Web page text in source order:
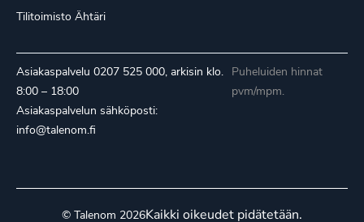
Tilitoimisto Ähtäri
Asiakaspalvelu 0207 525 000, arkisin klo.
8:00 – 18:00
Asiakaspalvelun sähköposti:
info@talenom.fi
Puheluiden hinnat
pvm/mpm.
© Talenom 2026Kaikki oikeudet pidätetään.